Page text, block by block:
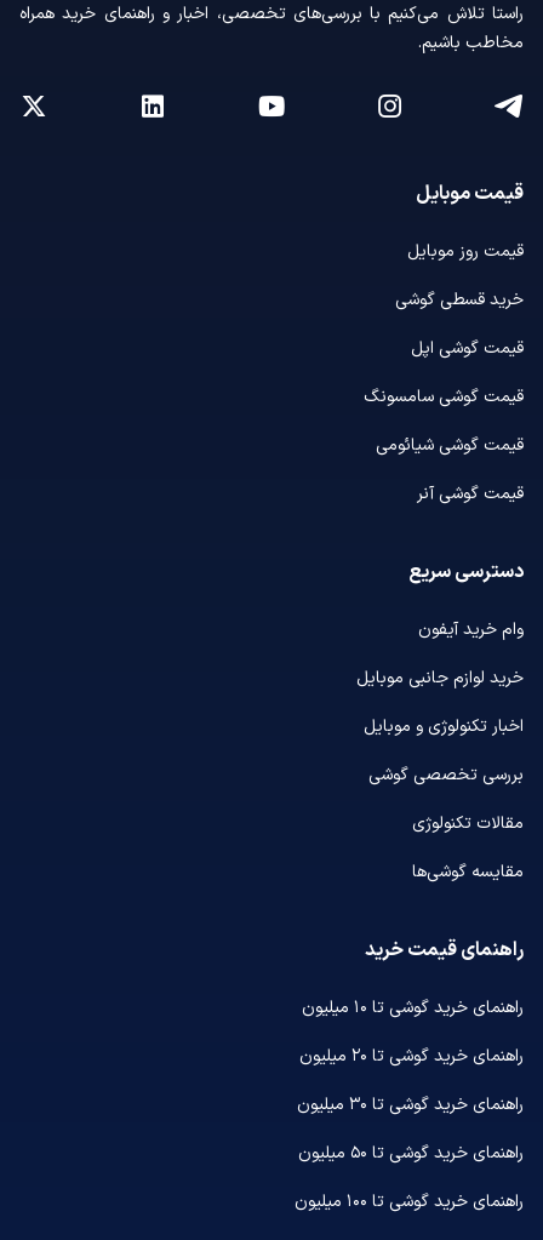
راستا تلاش می‌کنیم با بررسی‌های تخصصی، اخبار و راهنمای خرید همراه
مخاطب باشیم.
قیمت موبایل
قیمت روز موبایل
خرید قسطی گوشی
قیمت گوشی اپل
قیمت گوشی سامسونگ
قیمت گوشی شیائومی
قیمت گوشی آنر
دسترسی سریع
وام خرید آیفون
خرید لوازم جانبی موبایل
اخبار تکنولوژی و موبایل
بررسی تخصصی گوشی
مقالات تکنولوژی
مقایسه گوشی‌ها
راهنمای قیمت خرید
راهنمای خرید گوشی تا ۱۰ میلیون
راهنمای خرید گوشی تا ۲۰ میلیون
راهنمای خرید گوشی تا ۳۰ میلیون
راهنمای خرید گوشی تا ۵۰ میلیون
راهنمای خرید گوشی تا ۱۰۰ میلیون